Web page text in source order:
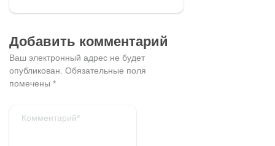
Добавить комментарий
Ваш электронный адрес не будет
опубликован. Обязательные поля
помечены *